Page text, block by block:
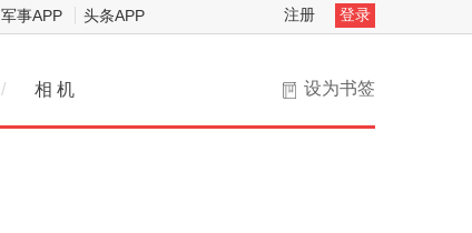
军事APP 头条APP 注册 登录
设为书签
/ 相 机